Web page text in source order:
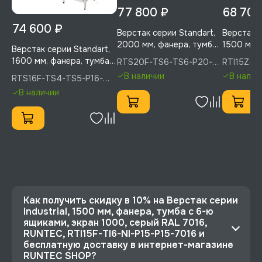
74 600 ₽
Верстак серии Standart,
1600 мм, фанера, тумба с
4-мя ящиками + тумба с
5-ю ящиками, экран
1000, синий (светло-
серый) RA, RUNTEC,
RTS16F-TS4-TS5-P16-
P16-5005(7035)
RTS16F-TS4-TS5-P16-
P16-5005(7035), RUNTEC
В наличии
77 800 ₽
Верстак серии Standart,
2000 мм, фанера, тумба
6-ю ящиками, экран 500,
синий RAL 5005, RUNTEC,
RTS20F-TS6-TS6-P20-
5005
RTS20F-TS6-TS6-P20-
5005, RUNTEC
В наличии
68
Верстак
1500 мм,
(светло-
(7035),
TI7-NI-
RTI15Z-
В
Как получить скидку в 10% на Верстак серии
Industrial, 1500 мм, фанера, тумба с 6-ю
ящиками, экран 1000, серый RAL 7016,
RUNTEC, RTI15F-TI6-NI-P15-P15-7016 и
бесплатную доставку в интернет-магазине
RUNTEC SHOP?